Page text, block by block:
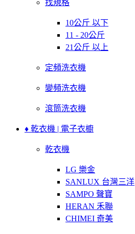
找規格
10公斤 以下
11 - 20公斤
21公斤 以上
定頻洗衣機
變頻洗衣機
滾筒洗衣機
♦ 乾衣機 | 電子衣櫥
乾衣機
LG 樂金
SANLUX 台灣三洋
SAMPO 聲寶
HERAN 禾聯
CHIMEI 奇美